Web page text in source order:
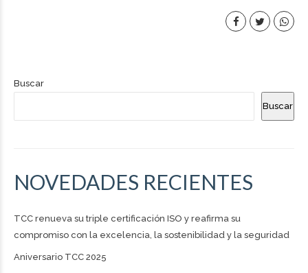
Buscar
Buscar
NOVEDADES RECIENTES
TCC renueva su triple certificación ISO y reafirma su
compromiso con la excelencia, la sostenibilidad y la seguridad
Aniversario TCC 2025